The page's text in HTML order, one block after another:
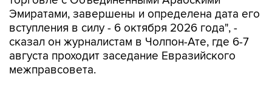
Эмиратами, завершены и определена дата его
вступления в силу - 6 октября 2026 года", -
сказал он журналистам в Чолпон-Ате, где 6-7
августа проходит заседание Евразийского
межправсовета.